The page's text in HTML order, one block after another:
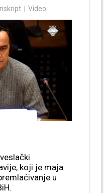
Video
koji je maja
u